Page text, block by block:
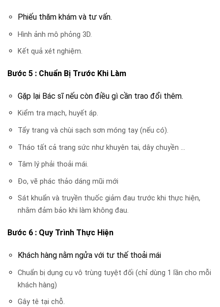
Phiếu thăm khám và tư vấn.
Hình ảnh mô phỏng 3D.
Kết quả xét nghiệm.
Bước 5 : Chuẩn Bị Trước Khi Làm
Gặp lại Bác sĩ nếu còn điều gì cần trao đổi thêm.
Kiểm tra mạch, huyết áp.
Tẩy trang và chùi sạch sơn móng tay (nếu có).
Tháo tất cả trang sức như khuyên tai, dây chuyền …
Tâm lý phải thoải mái.
Đo, vẽ phác thảo dáng mũi mới
Sát khuẩn và truyền thuốc giảm đau trước khi thực hiện,
nhằm đảm bảo khi làm không đau.
Bước 6 : Quy Trình Thực Hiện
Khách hàng nằm ngửa với tư thế thoải mái
Chuẩn bị dụng cụ vô trùng tuyệt đối (chỉ dùng 1 lần cho mỗi
khách hàng)
Gây tê tại chỗ.